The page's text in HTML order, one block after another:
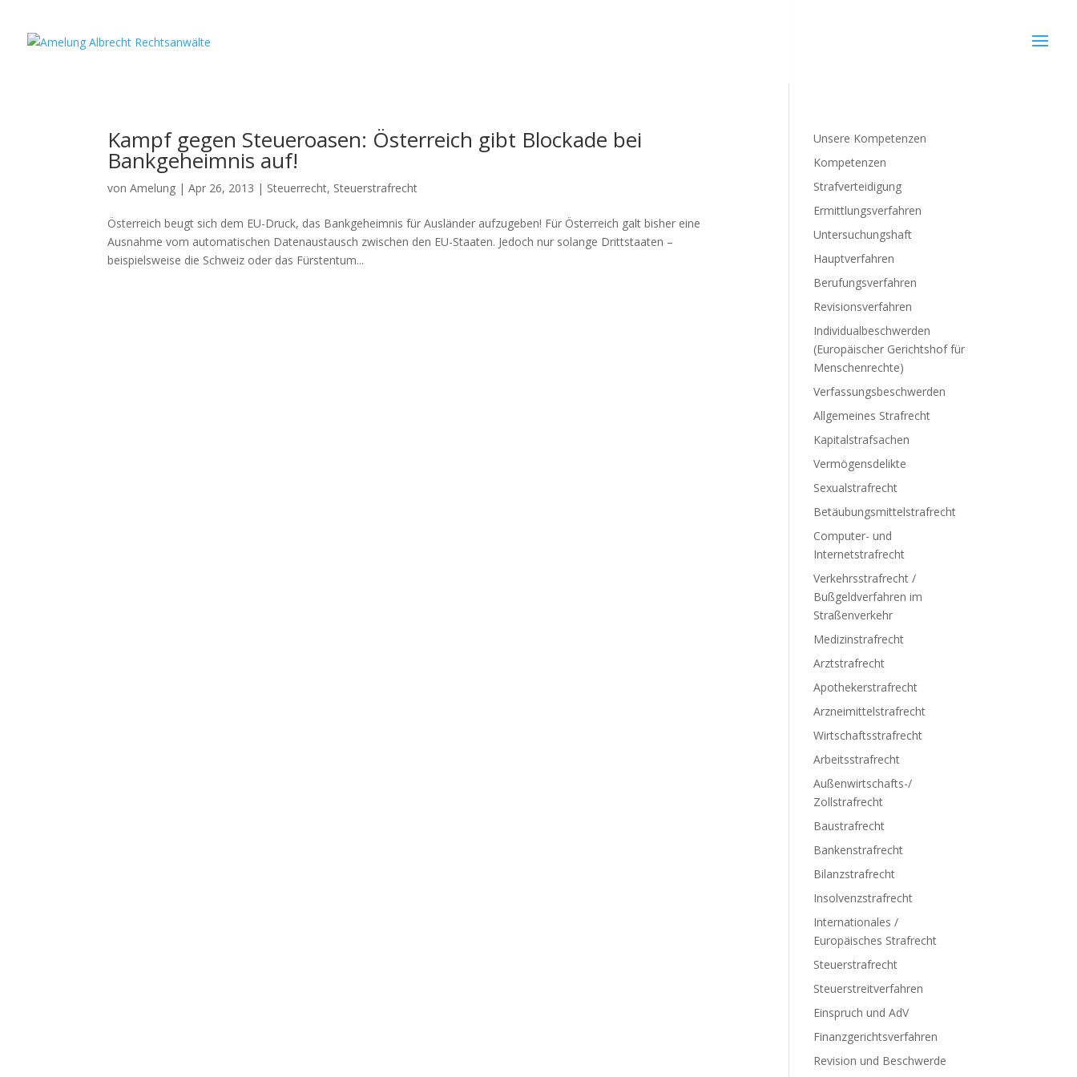
Kampf gegen Steueroasen: Österreich gibt Blockade bei
Bankgeheimnis auf!
vonAmelung |Apr 26, 2013 | Steuerrecht, Steuerstrafrecht
Österreich beugt sich dem EU-Druck, das Bankgeheimnis für Ausländer aufzugeben! Für Österreich galt bisher eine
Ausnahme vom automatischen Datenaustausch zwischen den EU-Staaten. Jedoch nur solange Drittstaaten –
beispielsweise die Schweiz oder das Fürstentum...
Unsere Kompetenzen
Kompetenzen
Strafverteidigung
Ermittlungsverfahren
Untersuchungshaft
Hauptverfahren
Berufungsverfahren
Revisionsverfahren
Individualbeschwerden
(Europäischer Gerichtshof für
Menschenrechte)
Verfassungsbeschwerden
Allgemeines Strafrecht
Kapitalstrafsachen
Vermögensdelikte
Sexualstrafrecht
Betäubungsmittelstrafrecht
Computer- und
Internetstrafrecht
Verkehrsstrafrecht /
Bußgeldverfahren im
Straßenverkehr
Medizinstrafrecht
Arztstrafrecht
Apothekerstrafrecht
Arzneimittelstrafrecht
Wirtschaftsstrafrecht
Arbeitsstrafrecht
Außenwirtschafts-/
Zollstrafrecht
Baustrafrecht
Bankenstrafrecht
Bilanzstrafrecht
Insolvenzstrafrecht
Internationales /
Europäisches Strafrecht
Steuerstrafrecht
Steuerstreitverfahren
Einspruch und AdV
Finanzgerichtsverfahren
Revision und Beschwerde